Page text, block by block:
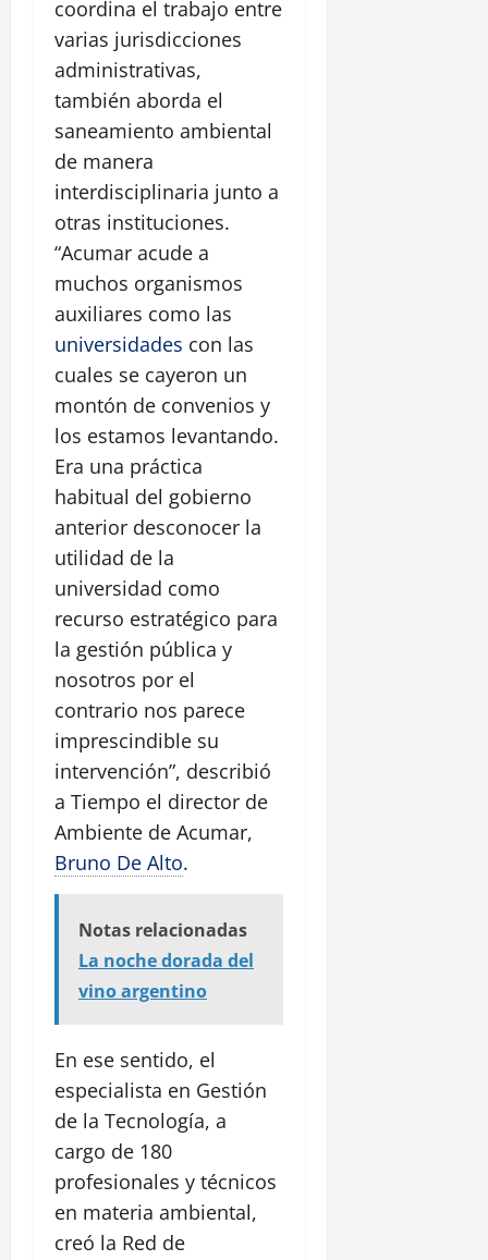
coordina el trabajo entre
varias jurisdicciones
administrativas,
también aborda el
saneamiento ambiental
de manera
interdisciplinaria junto a
otras instituciones.
“Acumar acude a
muchos organismos
auxiliares como las
universidades con las
cuales se cayeron un
montón de convenios y
los estamos levantando.
Era una práctica
habitual del gobierno
anterior desconocer la
utilidad de la
universidad como
recurso estratégico para
la gestión pública y
nosotros por el
contrario nos parece
imprescindible su
intervención”, describió
a Tiempo el director de
Ambiente de Acumar,
Bruno De Alto.
Notas relacionadas
La noche dorada del
vino argentino
En ese sentido, el
especialista en Gestión
de la Tecnología, a
cargo de 180
profesionales y técnicos
en materia ambiental,
creó la Red de